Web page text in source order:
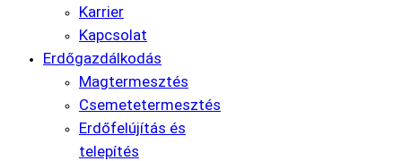
Karrier
Kapcsolat
Erdőgazdálkodás
Magtermesztés
Csemetetermesztés
Erdőfelújítás és
telepítés